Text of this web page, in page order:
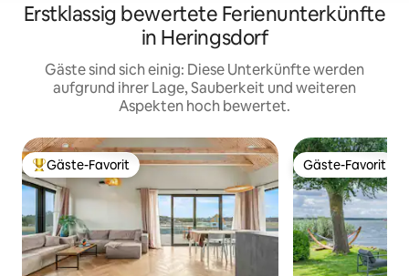
Erstklassig bewertete Ferienunterkünfte
in Heringsdorf
Gäste sind sich einig: Diese Unterkünfte werden
aufgrund ihrer Lage, Sauberkeit und weiteren
Aspekten hoch bewertet.
Beliebter Gäste-Favorit.
Gäste-Favorit Gäste-Favorit
Gäste-Favorit